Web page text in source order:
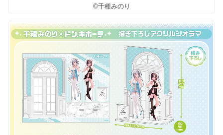
©千種みのり